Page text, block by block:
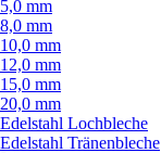
5,0 mm
8,0 mm
10,0 mm
12,0 mm
15,0 mm
20,0 mm
Edelstahl Lochbleche
Edelstahl Tränenbleche